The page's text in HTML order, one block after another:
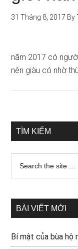
31 Tháng 8, 2017 By
năm 2017 có
nên giàu có nhờ
TÌM KIẾM
BÀI VIẾT MỚI
Bí mật của bùa hộ